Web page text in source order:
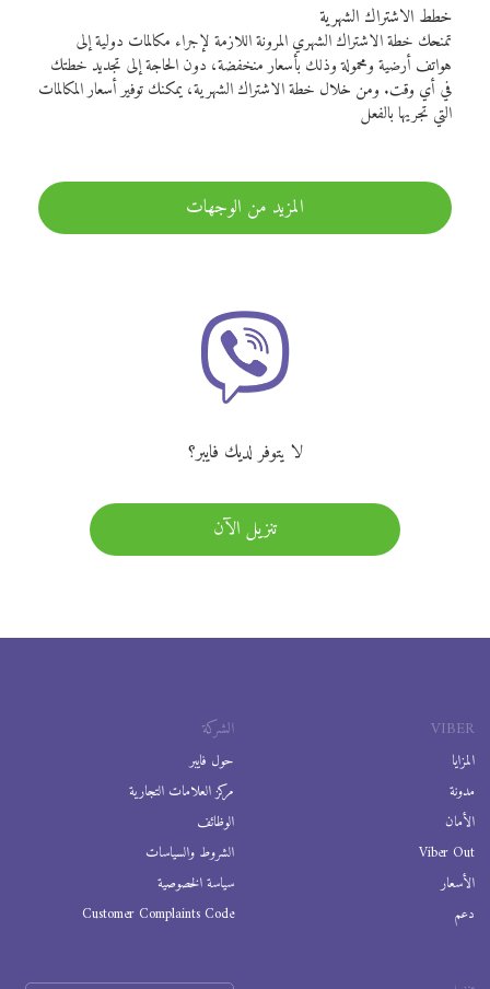
خطط الاشتراك الشهرية
تمنحك خطة الاشتراك الشهري المرونة اللازمة لإجراء مكالمات دولية إلى
هواتف أرضية ومحمولة وذلك بأسعار منخفضة، دون الحاجة إلى تجديد خطتك
في أي وقت. ومن خلال خطة الاشتراك الشهرية، يمكنك توفير أسعار المكالمات
التي تجريها بالفعل
المزيد من الوجهات
لا يتوفر لديك فايبر؟
تنزيل الآن
VIBER
المزايا
مدونة
الأمان
Viber Out
الأسعار
دعم
الشركة
حول فايبر
مركز العلامات التجارية
الوظائف
الشروط والسياسات
سياسة الخصوصية
Customer Complaints Code